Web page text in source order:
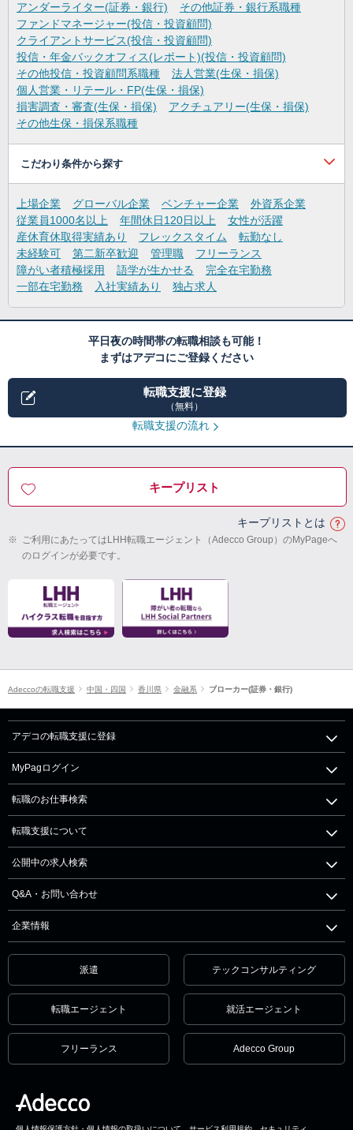
アンダーライター(証券・銀行)
その他証券・銀行系職種
ファンドマネージャー(投信・投資顧問)
クライアントサービス(投信・投資顧問)
投信・年金バックオフィス(レポート)(投信・投資顧問)
その他投信・投資顧問系職種
法人営業(生保・損保)
個人営業・リテール・FP(生保・損保)
損害調査・審査(生保・損保)
アクチュアリー(生保・損保)
その他生保・損保系職種
こだわり条件から探す
上場企業 グローバル企業 ベンチャー企業
外資系企業
従業員1000名以上
年間休日120日以上
女性が活躍
産休育休取得実績あり
フレックスタイム
転勤なし
未経験可
第二新卒歓迎 管理職
フリーランス
障がい者積極採用
語学が生かせる
完全在宅勤務
一部在宅勤務
入社実績あり 独占求人
平日夜の時間帯の転職相談も可能！
まずはアデコにご登録ください
転職支援に登録
（無料）
転職支援の流れ
キープリスト
キープリストとは
※ ご利用にあたってはLHH転職エージェント（Adecco Group）のMyPageへ
のログインが必要です。
Adeccoの転職支援 中国・四国 香川県 金融系 ブローカー(証券・銀行)
アデコの転職支援に登録
MyPagログイン
転職のお仕事検索
転職支援について
公開中の求人検索
Q&A・お問い合わせ
企業情報
派遣 テックコンサルティング
転職エージェント 就活エージェント
フリーランス Adecco Group